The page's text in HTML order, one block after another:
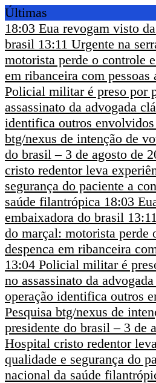
Últimas
18:03 Eua revogam visto
brasil 13:11 Urgente na
motorista perde o controle
em ribanceira com pessoas
Policial militar é preso por
assassinato da advogada
identifica outros envolvidos
btg/nexus de intenção de
do brasil – 3 de agosto de
cristo redentor leva
segurança do paciente a
saúde filantrópica 18:03
embaixadora do brasil 13:11
do marçal: motorista perde
despenca em ribanceira
13:04 Policial militar é
no assassinato da
operação identifica outros
Pesquisa btg/nexus de
presidente do brasil – 3 de
Hospital cristo redentor
qualidade e segurança do
nacional da saúde